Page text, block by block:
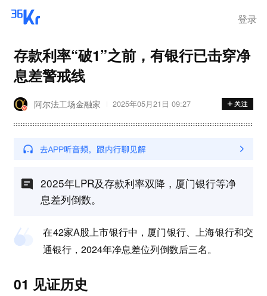
登录
存款利率“破1”之前，有银行已击穿净
息差警戒线
阿尔法工场金融家 2025年05月21日 09:27
2025年LPR及存款利率双降，厦门银行等净
息差列倒数。
在42家A股上市银行中，厦门银行、上海银行和交
通银行，2024年净息差位列倒数后三名。
01 见证历史